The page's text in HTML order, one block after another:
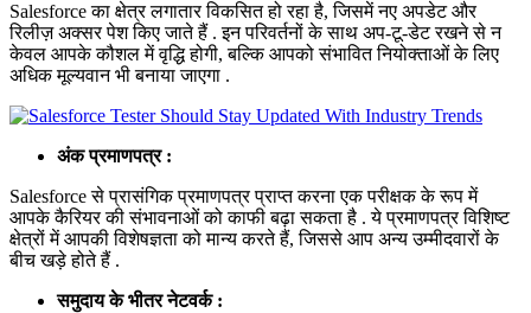
Salesforce का क्षेत्र लगातार विकसित हो रहा है, जिसमें नए अपडेट और
रिलीज़ अक्सर पेश किए जाते हैं . इन परिवर्तनों के साथ अप-टू-डेट रखने से न
केवल आपके कौशल में वृद्धि होगी, बल्कि आपको संभावित नियोक्ताओं के लिए
अधिक मूल्यवान भी बनाया जाएगा .
अंक प्रमाणपत्र :
Salesforce से प्रासंगिक प्रमाणपत्र प्राप्त करना एक परीक्षक के रूप में
आपके कैरियर की संभावनाओं को काफी बढ़ा सकता है . ये प्रमाणपत्र विशिष्ट
क्षेत्रों में आपकी विशेषज्ञता को मान्य करते हैं, जिससे आप अन्य उम्मीदवारों के
बीच खड़े होते हैं .
समुदाय के भीतर नेटवर्क :